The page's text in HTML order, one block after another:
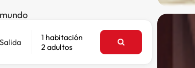
Salida
1 habitación
2 adultos